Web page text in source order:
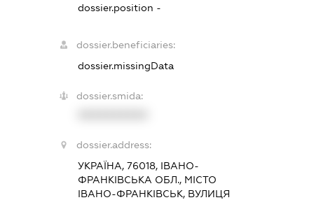
dossier.position -
dossier.beneficiaries:
dossier.missingData
dossier.smida:
dossier.address:
УКРАЇНА, 76018, ІВАНО-
ФРАНКІВСЬКА ОБЛ., МІСТО
ІВАНО-ФРАНКІВСЬК, ВУЛИЦЯ